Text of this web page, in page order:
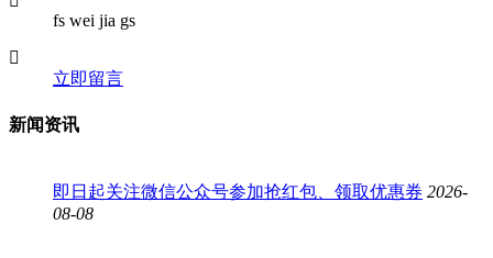
fs wei jia gs
立即留言
新闻资讯
即日起关注微信公众号参加抢红包、领取优惠券 2026-
08-08